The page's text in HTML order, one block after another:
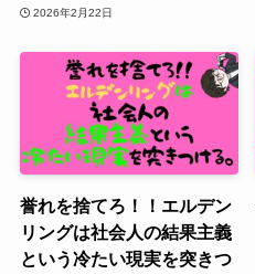
2026年2月22日
誉れを捨てろ！！エルデン
リングは社会人の結果主義
という冷たい現実を突きつ